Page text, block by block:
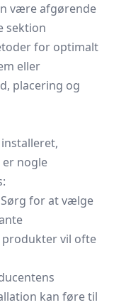
være afgørende
sektion
for optimalt
eller
placering og
nogle
Sørg for at vælge
produkter vil ofte
kan føre til